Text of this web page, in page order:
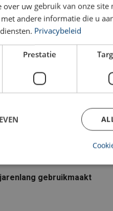
reparatie of nieuwlevering
één complete
en minder risico’s op
goed functionerende hef-
gebruikmaakt
uw gebruik van onze
andere informatie die u
Privacybeleid
Prestatie